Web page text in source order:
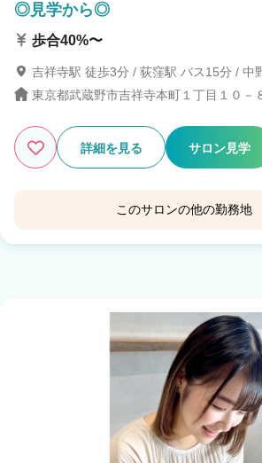
◎見学から◎
歩合40%〜
吉祥寺駅 徒歩3分 / 荻窪駅 バス15分 / 中
東京都武蔵野市吉祥寺本町１丁目１０－
詳細を見る サロン見学
このサロンの他の勤務地
Flor＿上大岡 /フロール＿カミオオオ